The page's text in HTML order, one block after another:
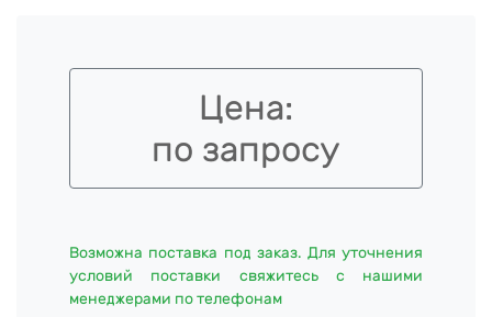
Цена:
по запросу
Возможна поставка под заказ. Для уточнения
условий поставки свяжитесь с нашими
менеджерами по телефонам